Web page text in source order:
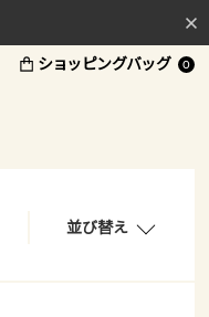
ショッピングバッグ 0
並び替え